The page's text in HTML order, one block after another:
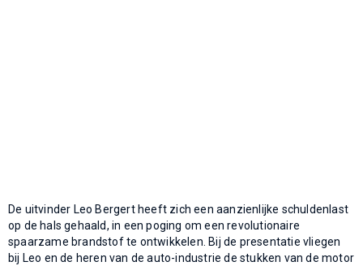
De uitvinder Leo Bergert heeft zich een aanzienlijke schuldenlast
op de hals gehaald, in een poging om een revolutionaire
spaarzame brandstof te ontwikkelen. Bij de presentatie vliegen
bij Leo en de heren van de auto-industrie de stukken van de motor